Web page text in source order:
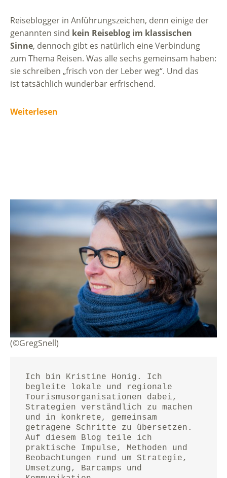
Reiseblogger in Anführungszeichen, denn einige der
genannten sind kein Reiseblog im klassischen
Sinne, dennoch gibt es natürlich eine Verbindung
zum Thema Reisen. Was alle sechs gemeinsam haben:
sie schreiben „frisch von der Leber weg“. Und das
ist tatsächlich wunderbar erfrischend.
Weiterlesen
(©GregSnell)
Ich bin Kristine Honig. Ich
begleite lokale und regionale
Tourismusorganisationen dabei,
Strategien verständlich zu machen
und in konkrete, gemeinsam
getragene Schritte zu übersetzen.
Auf diesem Blog teile ich
praktische Impulse, Methoden und
Beobachtungen rund um Strategie,
Umsetzung, Barcamps und